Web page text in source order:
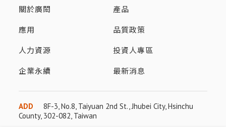
關於廣閎 產品
應用 品質政策
人力資源 投資人專區
企業永續 最新消息
ADD
8F-3, No.8, Taiyuan 2nd St., Jhubei City, Hsinchu
County, 302-082, Taiwan